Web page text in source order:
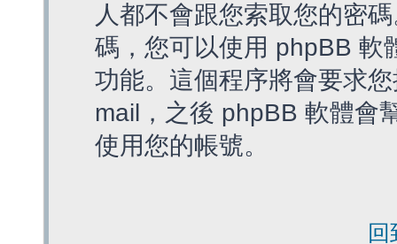
人都不會跟您索取您的密
碼，您可以使用 phpBB 軟
功能。這個程序將會要求
mail，之後 phpBB 軟體會
使用您的帳號。